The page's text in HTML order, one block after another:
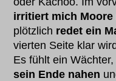
irritiert mich Moore
plötzlich redet ein
vierten Seite klar
Es fühlt ein
sein Ende nahen